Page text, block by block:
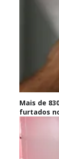
Mais de
furtados